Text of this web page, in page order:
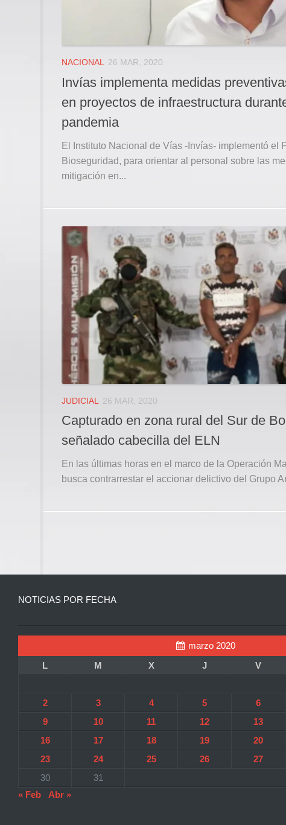
NACIONAL 26 MAR, 2020
Invías implementa medidas
en proyectos de infraestructura
pandemia
El Instituto Nacional de Vías -Invías- implementó el
Bioseguridad, para orientar al personal sobre las
mitigación en...
JUDICIAL 26 MAR, 2020
Capturado en zona rural del Sur de
señalado cabecilla del ELN
En las últimas horas en el marco de la Operación
busca contrarrestar el accionar delictivo del Grupo
NOTICIAS POR FECHA
marzo 2020
L
M X J V
2
3 4 5 6
9
10 11 12 13
16
17 18 19 20
23
24 25 26 27
30
31
« Feb
Abr »